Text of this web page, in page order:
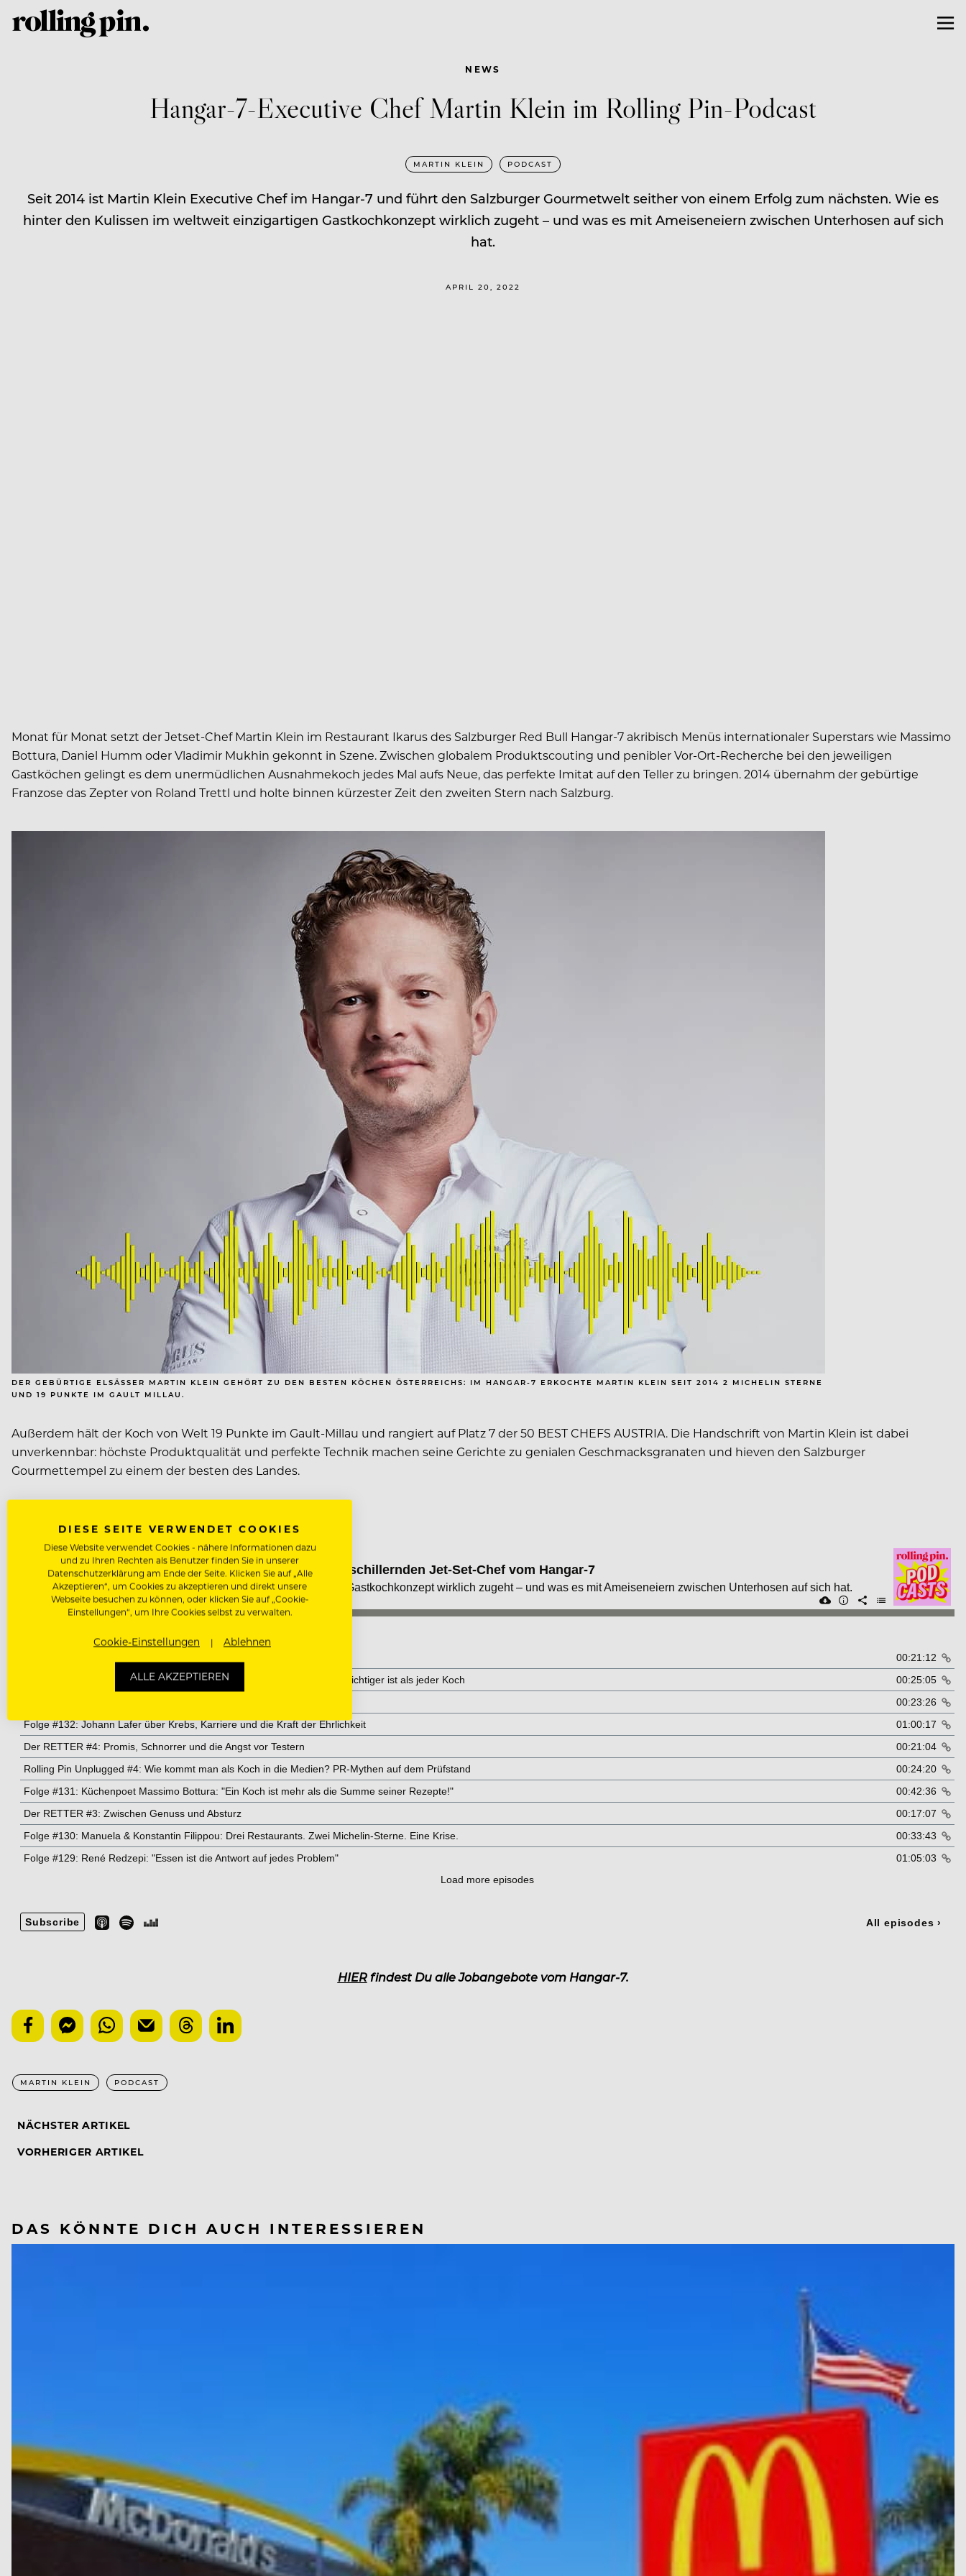
NEWS
Hangar-7-Executive Chef Martin Klein im Rolling Pin-Podcast
MARTIN KLEIN PODCAST
Seit 2014 ist Martin Klein Executive Chef im Hangar-7 und führt den Salzburger Gourmetwelt seither von einem Erfolg zum nächsten. Wie es
hinter den Kulissen im weltweit einzigartigen Gastkochkonzept wirklich zugeht – und was es mit Ameiseneiern zwischen Unterhosen auf sich
hat.
APRIL 20, 2022
Monat für Monat setzt der Jetset-Chef Martin Klein im Restaurant Ikarus des Salzburger Red Bull Hangar-7 akribisch Menüs internationaler Superstars wie Massimo
Bottura, Daniel Humm oder Vladimir Mukhin gekonnt in Szene. Zwischen globalem Produktscouting und penibler Vor-Ort-Recherche bei den jeweiligen
Gastköchen gelingt es dem unermüdlichen Ausnahmekoch jedes Mal aufs Neue, das perfekte Imitat auf den Teller zu bringen. 2014 übernahm der gebürtige
Franzose das Zepter von Roland Trettl und holte binnen kürzester Zeit den zweiten Stern nach Salzburg.
DER GEBÜRTIGE ELSÄSSER MARTIN KLEIN GEHÖRT ZU DEN BESTEN KÖCHEN ÖSTERREICHS: IM HANGAR-7 ERKOCHTE MARTIN KLEIN SEIT 2014 2 MICHELIN STERNE
UND 19 PUNKTE IM GAULT MILLAU.
Außerdem hält der Koch von Welt 19 Punkte im Gault-Millau und rangiert auf Platz 7 der 50 BEST CHEFS AUSTRIA. Die Handschrift von Martin Klein ist dabei
unverkennbar: höchste Produktqualität und perfekte Technik machen seine Gerichte zu genialen Geschmacksgranaten und hieven den Salzburger
Gourmettempel zu einem der besten des Landes.
HIERfindest Du alle Jobangebote vom Hangar-7.
MARTIN KLEIN PODCAST
NÄCHSTER ARTIKEL
VORHERIGER ARTIKEL
DAS KÖNNTE DICH AUCH INTERESSIEREN
DIESE SEITE VERWENDET COOKIES
Diese Website verwendet Cookies - nähere Informationen dazu
und zu Ihren Rechten als Benutzer finden Sie in unserer
Datenschutzerklärung am Ende der Seite. Klicken Sie auf „Alle
Akzeptieren“, um Cookies zu akzeptieren und direkt unsere
Webseite besuchen zu können, oder klicken Sie auf „Cookie-
Einstellungen“, um Ihre Cookies selbst zu verwalten.
Cookie-Einstellungen Ablehnen
ALLE AKZEPTIEREN